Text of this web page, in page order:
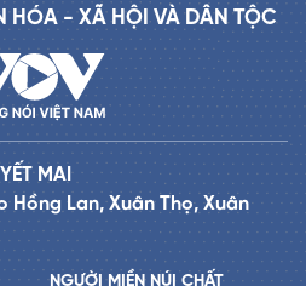
HÓA - XÃ HỘI VÀ DÂN TỘC
MAI
Hồng Lan, Xuân Thọ, Xuân
NGƯỜI MIỀN NÚI CHẤT